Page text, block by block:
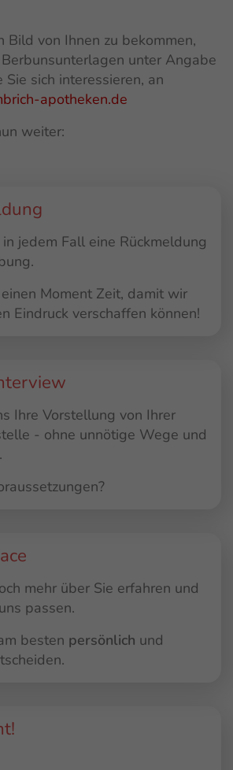
Bild von Ihnen zu bekommen,
unter Angabe
sich interessieren, an
apotheken.de
weiter:
jedem Fall eine Rückmeldung
Moment Zeit, damit wir
Eindruck verschaffen können!
Ihre Vorstellung von Ihrer
- ohne unnötige Wege und
mehr über Sie erfahren und
passen.
besten persönlich und